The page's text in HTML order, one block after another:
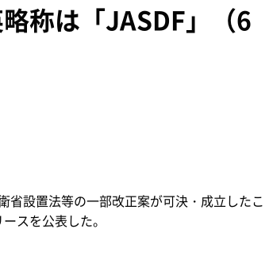
称は「JASDF」（6
設置法等の一部改正案が可決・成立したこ
スを公表した。